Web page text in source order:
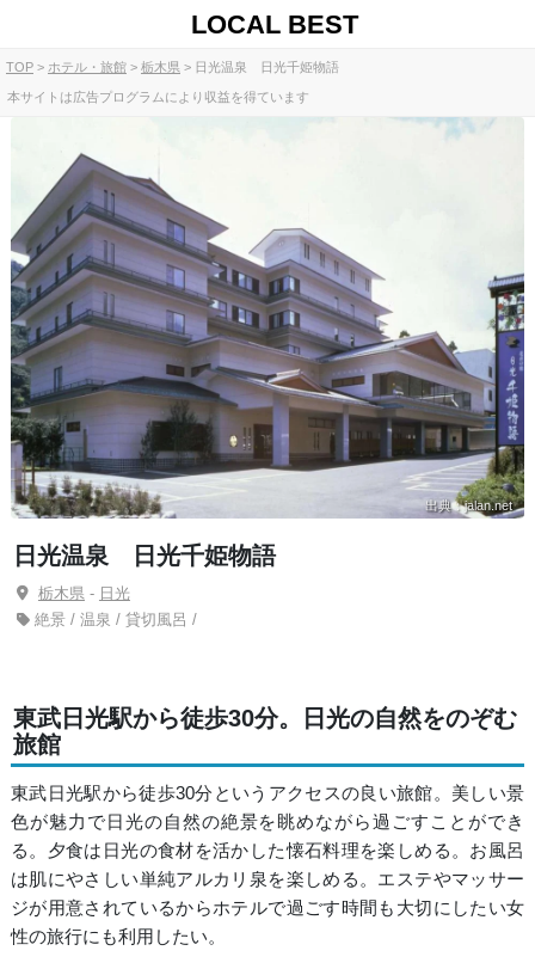
LOCAL BEST
TOP ホテル・旅館 栃木県 日光温泉 日光千姫物語
本サイトは広告プログラムにより収益を得ています
出典：jalan.net
日光温泉 日光千姫物語
栃木県- 日光
絶景 / 温泉 / 貸切風呂 /
東武日光駅から徒歩30分。日光の自然をのぞむ
旅館
東武日光駅から徒歩30分というアクセスの良い旅館。美しい景
色が魅力で日光の自然の絶景を眺めながら過ごすことができ
る。夕食は日光の食材を活かした懐石料理を楽しめる。お風呂
は肌にやさしい単純アルカリ泉を楽しめる。エステやマッサー
ジが用意されているからホテルで過ごす時間も大切にしたい女
性の旅行にも利用したい。